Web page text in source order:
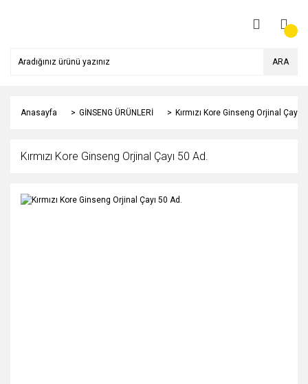
ARA
Anasayfa GİNSENG ÜRÜNLERİ Kırmızı Kore Ginseng Orjinal Çayı
Kırmızı Kore Ginseng Orjinal Çayı 50 Ad.